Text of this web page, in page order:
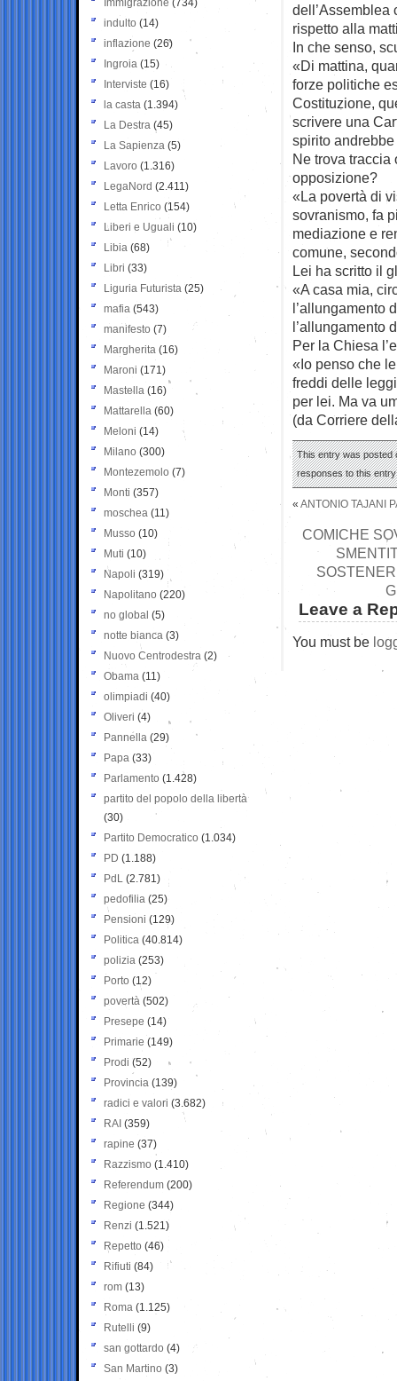
dell’Assemblea
rispetto alla
In che senso,
«Di mattina,
forze politiche
Costituzione,
scrivere una
spirito
Ne trova traccia
opposizione?
«La povertà di
sovranismo, fa
mediazione e
comune,
Lei ha scritto il
«A casa mia,
l’allungamento
l’allungamento
Per la Chiesa
«Io penso che
freddi delle
per lei. Ma va
(da Corriere
This entry was posted
responses to this
« ANTONIO TAJANI
COMICHE
Leave a
You must be
Immigrazione (734)
indulto (14)
inflazione (26)
Ingroia (15)
Interviste (16)
la casta (1.394)
La Destra (45)
La Sapienza (5)
Lavoro (1.316)
LegaNord (2.411)
Letta Enrico (154)
Liberi e Uguali (10)
Libia (68)
Libri (33)
Liguria Futurista (25)
mafia (543)
manifesto (7)
Margherita (16)
Maroni (171)
Mastella (16)
Mattarella (60)
Meloni (14)
Milano (300)
Montezemolo (7)
Monti (357)
moschea (11)
Musso (10)
Muti (10)
Napoli (319)
Napolitano (220)
no global (5)
notte bianca (3)
Nuovo Centrodestra (2)
Obama (11)
olimpiadi (40)
Oliveri (4)
Pannella (29)
Papa (33)
Parlamento (1.428)
partito del popolo della libertà
(30)
Partito Democratico (1.034)
PD (1.188)
PdL (2.781)
pedofilia (25)
Pensioni (129)
Politica (40.814)
polizia (253)
Porto (12)
povertà (502)
Presepe (14)
Primarie (149)
Prodi (52)
Provincia (139)
radici e valori (3.682)
RAI (359)
rapine (37)
Razzismo (1.410)
Referendum (200)
Regione (344)
Renzi (1.521)
Repetto (46)
Rifiuti (84)
rom (13)
Roma (1.125)
Rutelli (9)
san gottardo (4)
San Martino (3)